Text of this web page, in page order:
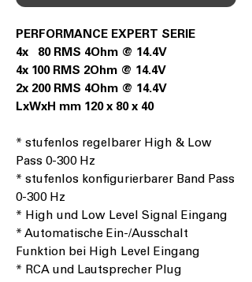
PERFORMANCE EXPERT SERIE
4x 80 RMS 4Ohm @ 14.4V
4x 100 RMS 2Ohm @ 14.4V
2x 200 RMS 4Ohm @ 14.4V
LxWxH mm 120 x 80 x 40
* stufenlos regelbarer High & Low
Pass 0-300 Hz
* stufenlos konfigurierbarer Band Pass
0-300 Hz
* High und Low Level Signal Eingang
* Automatische Ein-/Ausschalt
Funktion bei High Level Eingang
* RCA und Lautsprecher Plug